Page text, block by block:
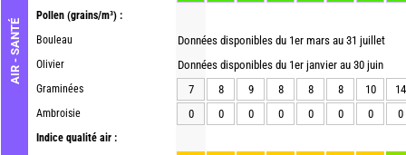
AIR - SANTÉ
Pollen (grains/m³) :
Bouleau
Olivier
Graminées
Ambroisie
Indice qualité air :
Données disponibles du 1er mars au 31 juillet
Données disponibles du 1er janvier au 30 juin
7
8 9 8 8 8 10
14
0
0 0 0 0 0 0 0